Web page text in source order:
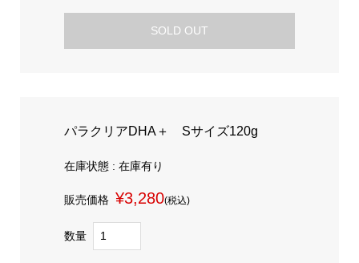
SOLD OUT
パラクリアDHA＋ Sサイズ120g
在庫状態 : 在庫有り
販売価格 ¥3,280(税込)
数量